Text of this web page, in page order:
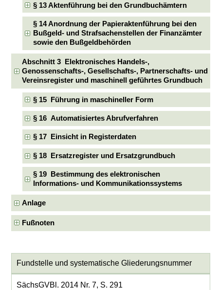
§ 13 Aktenführung bei den Grundbuchämtern
§ 14 Anordnung der Papieraktenführung bei den
Bußgeld- und Strafsachenstellen der Finanzämter
sowie den Bußgeldbehörden
Abschnitt 3 Elektronisches Handels-,
Genossenschafts-, Gesellschafts-, Partnerschafts- und
Vereinsregister und maschinell geführtes Grundbuch
§ 15 Führung in maschineller Form
§ 16 Automatisiertes Abrufverfahren
§ 17 Einsicht in Registerdaten
§ 18 Ersatzregister und Ersatzgrundbuch
§ 19 Bestimmung des elektronischen
Informations- und Kommunikationssystems
Anlage
Fußnoten
Fundstelle und systematische Gliederungsnummer
SächsGVBl. 2014 Nr. 7, S. 291